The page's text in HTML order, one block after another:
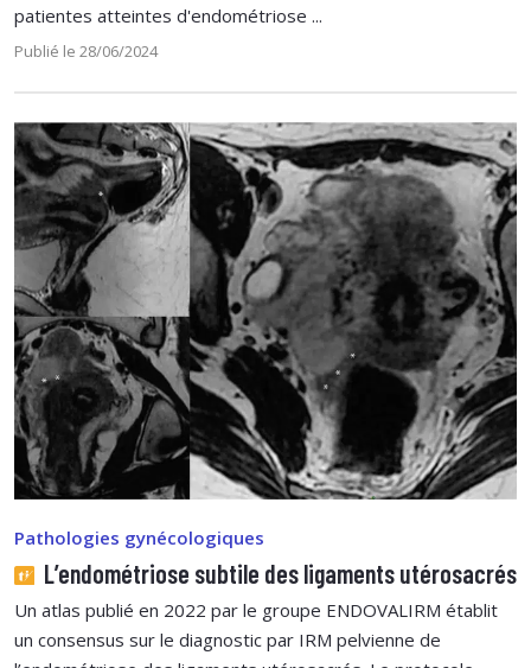
patientes atteintes d'endométriose ...
Publié le 28/06/2024
Pathologies gynécologiques
L’endométriose subtile des ligaments utérosacrés
Un atlas publié en 2022 par le groupe ENDOVALIRM établit
un consensus sur le diagnostic par IRM pelvienne de